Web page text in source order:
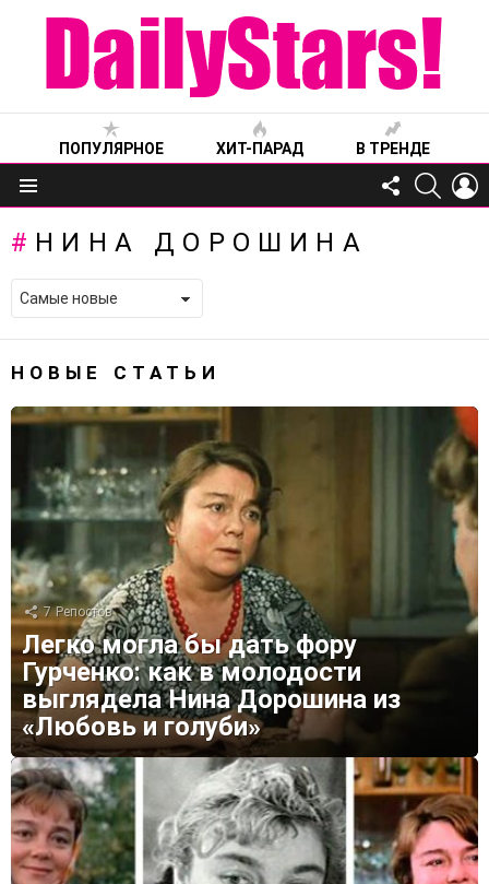
ПОПУЛЯРНОЕ ХИТ-ПАРАД В ТРЕНДЕ
Меню
FOLLOW
US
НИНА ДОРОШИНА
НОВЫЕ СТАТЬИ
7 Репостов
Легко могла бы дать фору
Гурченко: как в молодости
выглядела Нина Дорошина из
«Любовь и голуби»